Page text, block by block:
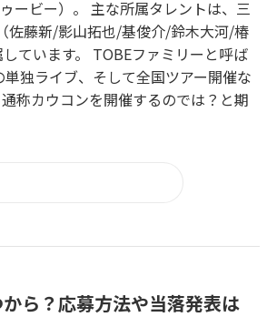
ービー）。 主な所属タレントは、三
佐藤新/影山拓也/基俊介/鈴木大河/椿
ています。 TOBEファミリーと呼ば
独ライブ、そして全国ツアー開催な
称カウコンを開催するのでは？と期
ら？応募方法や当落発表は